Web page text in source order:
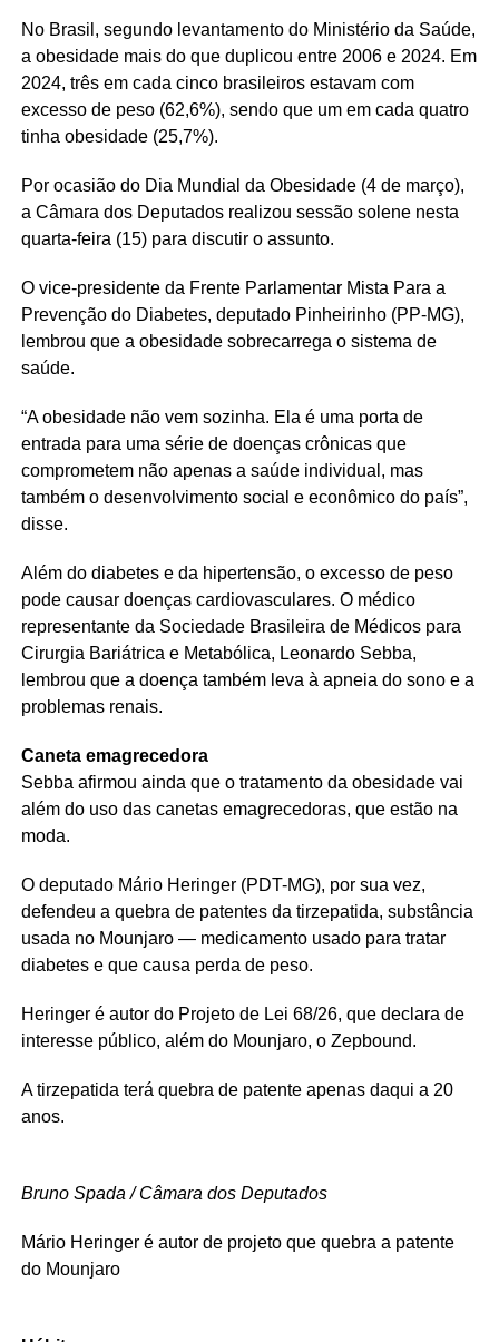
No Brasil, segundo levantamento do Ministério da Saúde,
a obesidade mais do que duplicou entre 2006 e 2024. Em
2024, três em cada cinco brasileiros estavam com
excesso de peso (62,6%), sendo que um em cada quatro
tinha obesidade (25,7%).
Por ocasião do Dia Mundial da Obesidade (4 de março),
a Câmara dos Deputados realizou sessão solene nesta
quarta-feira (15) para discutir o assunto.
O vice-presidente da Frente ParlamentarMista Para a
Prevenção do Diabetes, deputado Pinheirinho (PP-MG),
lembrou que a obesidade sobrecarrega o sistema de
saúde.
“A obesidade não vem sozinha. Ela é uma porta de
entrada para uma série de doenças crônicas que
comprometem não apenas a saúde individual, mas
também o desenvolvimento social e econômico do país”,
disse.
Além do diabetes e da hipertensão, o excesso de peso
pode causar doenças cardiovasculares. O médico
representante da Sociedade Brasileira de Médicos para
Cirurgia Bariátrica e Metabólica, Leonardo Sebba,
lembrou que a doença também leva à apneia do sono e a
problemas renais.
Caneta emagrecedora
Sebba afirmou ainda que o tratamento da obesidade vai
além do uso das canetas emagrecedoras, que estão na
moda.
O deputado Mário Heringer (PDT-MG), por sua vez,
defendeu a quebra de patentes da tirzepatida, substância
usada no Mounjaro — medicamento usado para tratar
diabetes e que causa perda de peso.
Heringer é autor do Projeto de Lei 68/26, que declara de
interesse público, além do Mounjaro, o Zepbound.
A tirzepatida terá quebra de patente apenas daqui a 20
anos.
Bruno Spada / Câmara dos Deputados
Mário Heringer é autor de projeto que quebra a patente
do Mounjaro